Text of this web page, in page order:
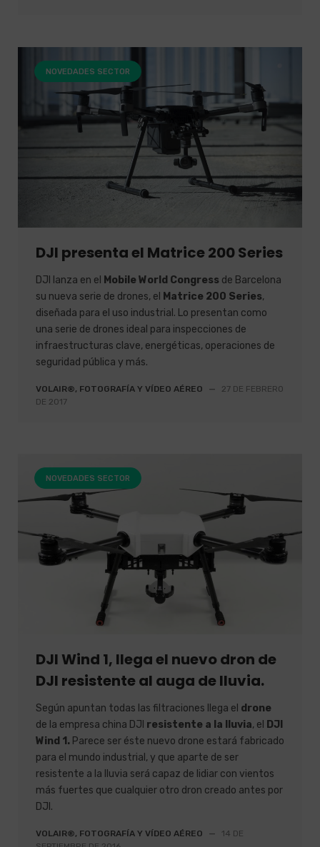
NOVEDADES SECTOR
DJI presenta el Matrice 200 Series
DJI lanza en el Mobile World Congress de Barcelona
su nueva serie de drones, el Matrice 200 Series,
diseñada para el uso industrial. Lo presentan como
una serie de drones ideal para inspecciones de
infraestructuras clave, energéticas, operaciones de
seguridad pública y más.
VOLAIR®, FOTOGRAFÍA Y VÍDEO AÉREO —
27 DE FEBRERO
DE 2017
NOVEDADES SECTOR
DJI Wind 1, llega el nuevo dron de
DJI resistente al auga de lluvia.
Según apuntan todas las filtraciones llega el drone
de la empresa china DJI resistente a la lluvia, el DJI
Wind 1. Parece ser éste nuevo drone estará fabricado
para el mundo industrial, y que aparte de ser
resistente a la lluvia será capaz de lidiar con vientos
más fuertes que cualquier otro dron creado antes por
DJI.
VOLAIR®, FOTOGRAFÍA Y VÍDEO AÉREO —
14 DE